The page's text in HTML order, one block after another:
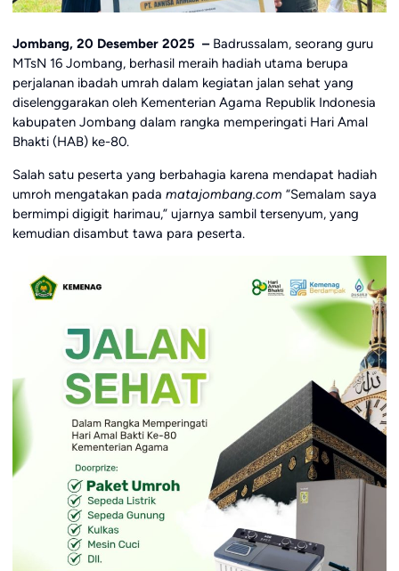
Jombang, 20 Desember 2025 –Badrussalam, seorang guru
MTsN 16 Jombang, berhasil meraih hadiah utama berupa
perjalanan ibadah umrah dalam kegiatan jalan sehat yang
diselenggarakan oleh Kementerian Agama Republik Indonesia
kabupaten Jombang dalam rangka memperingati Hari Amal
Bhakti (HAB) ke-80.
Salah satu peserta yang berbahagia karena mendapat hadiah
umroh mengatakan pada matajombang.com “Semalam saya
bermimpi digigit harimau,” ujarnya sambil tersenyum, yang
kemudian disambut tawa para peserta.